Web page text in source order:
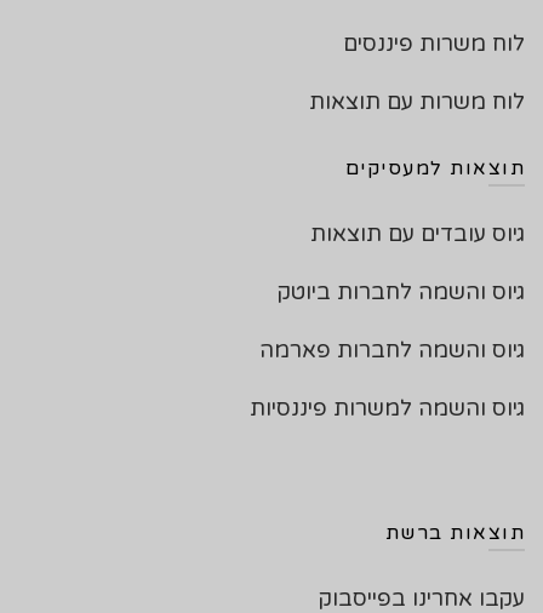
לוח משרות פיננסים
לוח משרות עם תוצאות
תוצאות למעסיקים
גיוס עובדים עם תוצאות
גיוס והשמה לחברות ביוטק
גיוס והשמה לחברות פארמה
גיוס והשמה למשרות פיננסיות
תוצאות ברשת
עקבו אחרינו בפייסבוק